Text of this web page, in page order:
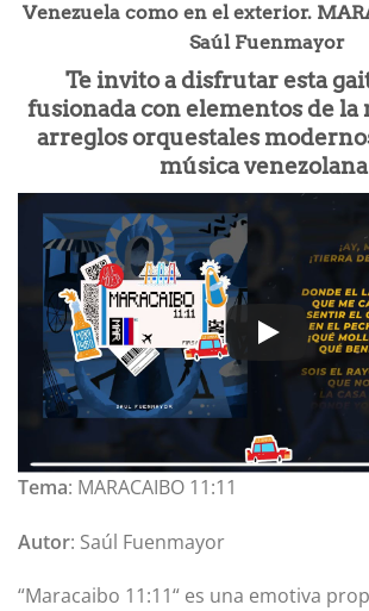
Venezuela como en el exterior.
Saúl Fuenmayor
Te invito a disfrutar esta
fusionada con elementos de la
arreglos orquestales
música
Tema: MARACAIBO 11:11
Autor: Saúl Fuenmayor
“Maracaibo 11:11“ es una emotiva